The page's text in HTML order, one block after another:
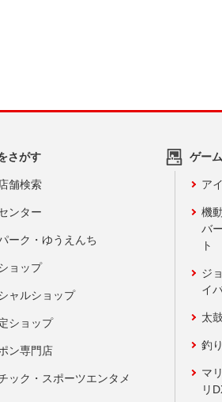
さがす
舗検索
ンター
ーク・ゆうえんち
ョップ
ャルショップ
ショップ
ン専門店
ック・スポーツエンタメ
ゲー
ア
機
バ
ト
ジ
イ
太
釣
マ
リ